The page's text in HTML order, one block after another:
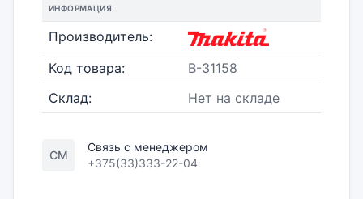
ИНФОРМАЦИЯ
Производитель:
Код товара:
B-31158
Склад:
Нет на складе
СМ
Связь с менеджером
+375(33)333-22-04